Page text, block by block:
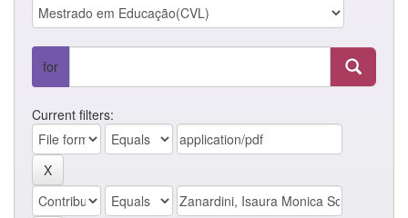
for
Current filters: